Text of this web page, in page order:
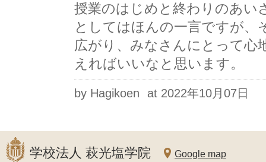
授業のはじめと終わりのあい
としてはほんの一言ですが
広がり、みなさんにとって心
えればいいなと思います。
by Hagikoen at 2022年10月07日
学校法人 萩光塩学院 Google map